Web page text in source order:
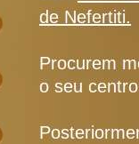
de Nefertiti.
Procurem
o seu